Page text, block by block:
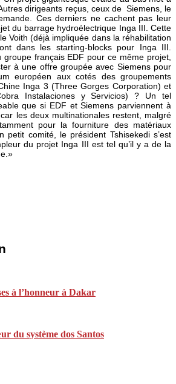
dirigeants reçus, ceux de Siemens, le
Ces derniers ne cachent pas leur
du barrage hydroélectrique Inga III. Cette
Voith (déjà impliquée dans la réhabilitation
dans les starting-blocks pour Inga III.
groupe français EDF pour ce même projet,
à une offre groupée avec Siemens pour
européen aux cotés des groupements
Inga 3 (Three Gorges Corporation) et
Instalaciones y Servicios) ? Un tel
que si EDF et Siemens parviennent à
les deux multinationales restent, malgré
pour la fourniture des matériaux
petit comité, le président Tshisekedi s’est
du projet Inga III est tel qu’il y a de la
»
à l’honneur à Dakar
du système dos Santos